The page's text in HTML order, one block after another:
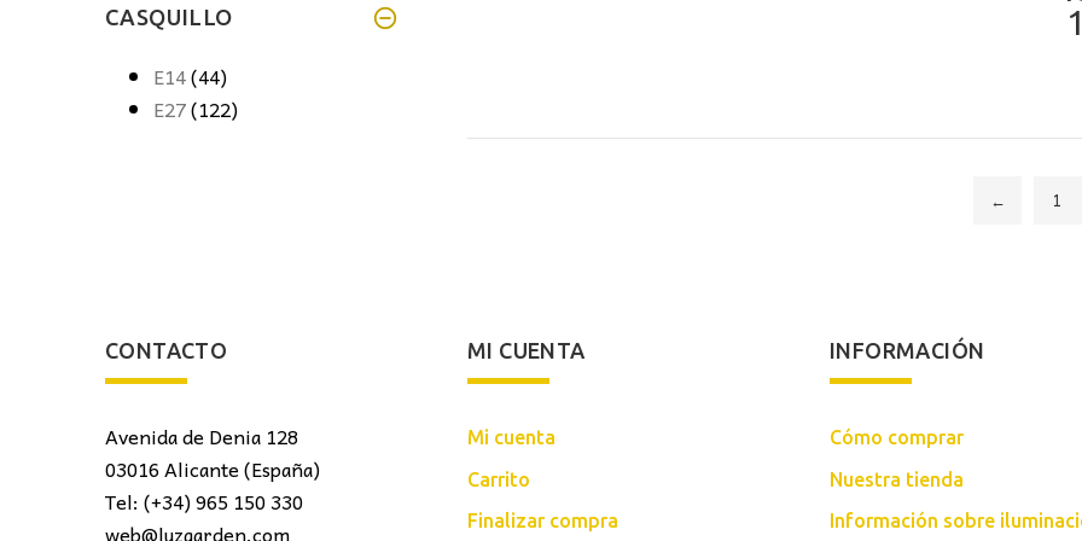
CASQUILLO
E14(44)
E27(122)
← 1
CONTACTO
Avenida de Denia 128
03016 Alicante (España)
Tel: (+34) 965 150 330
web@luzgarden.com
MI CUENTA
Mi cuenta
Carrito
Finalizar compra
INFORMACIÓN
Cómo comprar
Nuestra tienda
Información sobre